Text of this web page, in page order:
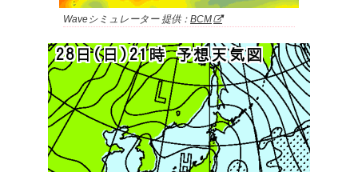
Waveシミュレーター 提供： BCM